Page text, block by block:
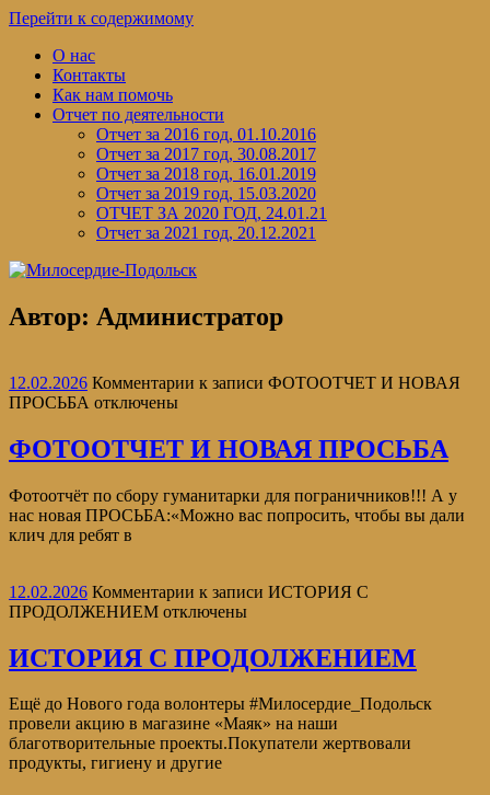
Перейти к содержимому
О нас
Контакты
Как нам помочь
Отчет по деятельности
Отчет за 2016 год, 01.10.2016
Отчет за 2017 год, 30.08.2017
Отчет за 2018 год, 16.01.2019
Отчет за 2019 год, 15.03.2020
ОТЧЕТ ЗА 2020 ГОД, 24.01.21
Отчет за 2021 год, 20.12.2021
Автор: Администратор
12.02.2026 Комментарии к записи ФОТООТЧЕТ И НОВАЯ
ПРОСЬБА отключены
ФОТООТЧЕТ И НОВАЯ ПРОСЬБА
Фотоотчёт по сбору гуманитарки для пограничников!!! А у
нас новая ПРОСЬБА:«Можно вас попросить, чтобы вы дали
клич для ребят в
12.02.2026 Комментарии к записи ИСТОРИЯ С
ПРОДОЛЖЕНИЕМ отключены
ИСТОРИЯ С ПРОДОЛЖЕНИЕМ
Ещё до Нового года волонтеры #Милосердие_Подольск
провели акцию в магазине «Маяк» на наши
благотворительные проекты.Покупатели жертвовали
продукты, гигиену и другие